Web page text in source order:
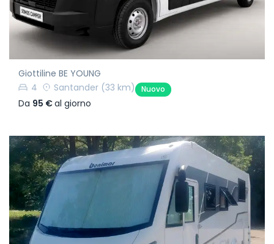
Giottiline BE YOUNG
4
Santander (33 km) Nuovo
Da 95 €al giorno